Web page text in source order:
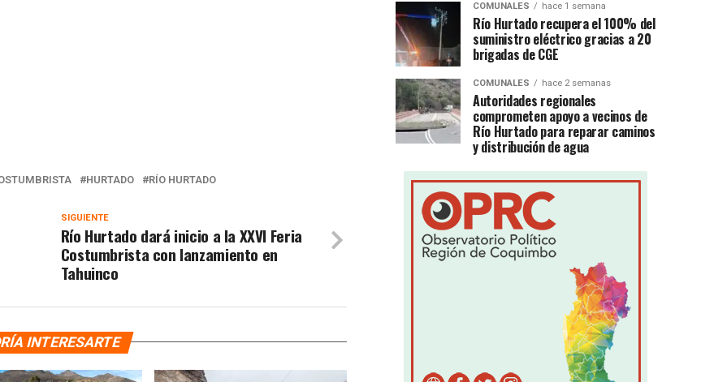
HURTADO RÍO HURTADO
SIGUIENTE
Río Hurtado dará inicio a la XXVI Feria
Costumbrista con lanzamiento en
Tahuinco
INTERESARTE
COMUNALES hace 1 semana
Río Hurtado recupera el 100% del
suministro eléctrico gracias a 20
brigadas de CGE
COMUNALES hace 2 semanas
Autoridades regionales
comprometen apoyo a vecinos de
Río Hurtado para reparar caminos
y distribución de agua